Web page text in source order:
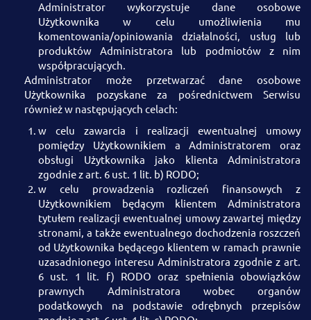
Administrator wykorzystuje dane osobowe
Użytkownika w celu umożliwienia mu
komentowania/opiniowania działalności, usług lub
produktów Administratora lub podmiotów z nim
współpracujących.
Administrator może przetwarzać dane osobowe
Użytkownika pozyskane za pośrednictwem Serwisu
również w następujących celach:
w celu zawarcia i realizacji ewentualnej umowy
pomiędzy Użytkownikiem a Administratorem oraz
obsługi Użytkownika jako klienta Administratora
zgodnie z art. 6 ust. 1 lit. b) RODO;
w celu prowadzenia rozliczeń finansowych z
Użytkownikiem będącym klientem Administratora
tytułem realizacji ewentualnej umowy zawartej między
stronami, a także ewentualnego dochodzenia roszczeń
od Użytkownika będącego klientem w ramach prawnie
uzasadnionego interesu Administratora zgodnie z art.
6 ust. 1 lit. f) RODO oraz spełnienia obowiązków
prawnych Administratora wobec organów
podatkowych na podstawie odrębnych przepisów